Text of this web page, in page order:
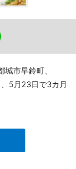
市早鈴町、
5月23日で3カ月